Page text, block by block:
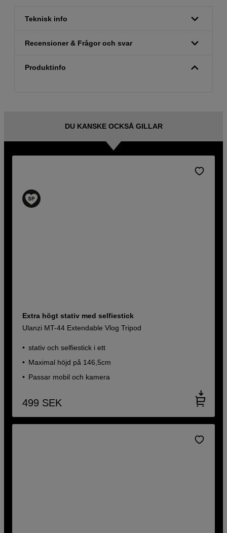
Teknisk info
Recensioner & Frågor och svar
Produktinfo
DU KANSKE OCKSÅ GILLAR
Extra högt stativ med selfiestick
Ulanzi MT-44 Extendable Vlog Tripod
stativ och selfiestick i ett
Maximal höjd på 146,5cm
Passar mobil och kamera
499 SEK